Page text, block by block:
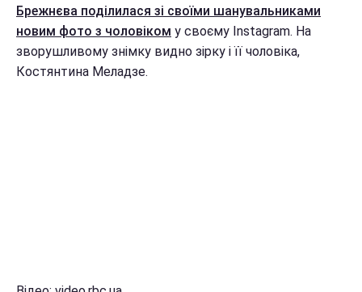
Брежнєва поділилася зі своїми шанувальниками
новим фото з чоловіком у своєму Instagram. На
зворушливому знімку видно зірку і її чоловіка,
Костянтина Меладзе.